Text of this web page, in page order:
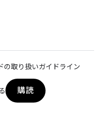
の取り扱いガイドライン
購読